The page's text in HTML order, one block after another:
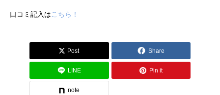
口コミ記入は こちら！
Post Share
LINE Pin it
note